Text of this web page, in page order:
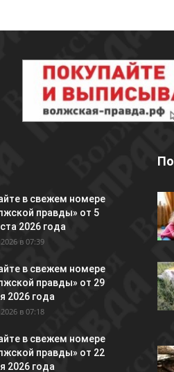
в свежем номере
правды» от 5
2026 года
в 07:39
в свежем номере
правды» от 29
2026 года
в 07:18
в свежем номере
правды» от 22
2026 года